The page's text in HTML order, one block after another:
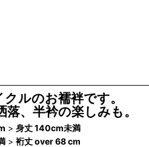
ルのお襦袢です。
、半衿の楽しみも。
> 身丈 140cm未満
> 裄丈 over 68 cm